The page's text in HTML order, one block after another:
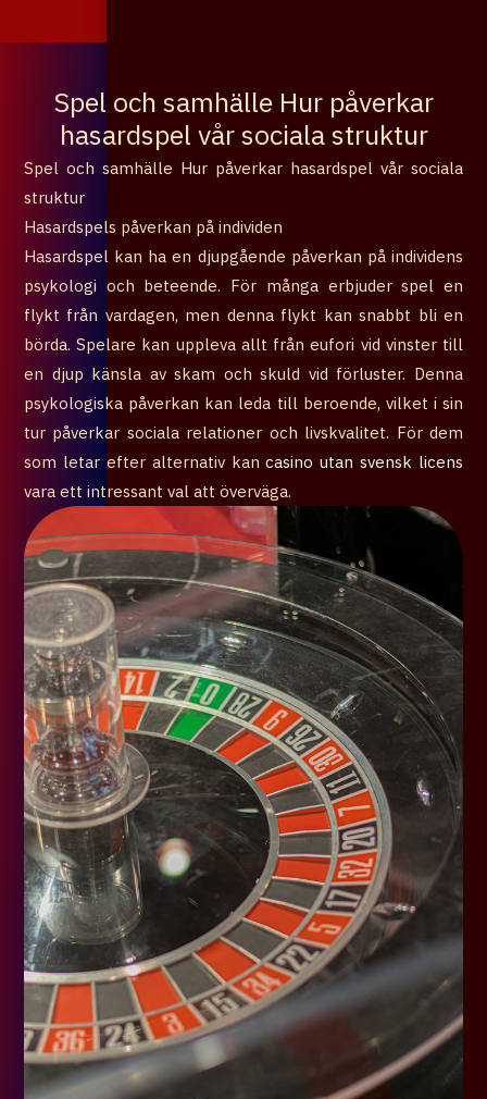
Spel och samhälle Hur påverkar
hasardspel vår sociala struktur
Spel och samhälle Hur påverkar hasardspel vår sociala
struktur
Hasardspels påverkan på individen
Hasardspel kan ha en djupgående påverkan på individens
psykologi och beteende. För många erbjuder spel en
flykt från vardagen, men denna flykt kan snabbt bli en
börda. Spelare kan uppleva allt från eufori vid vinster till
en djup känsla av skam och skuld vid förluster. Denna
psykologiska påverkan kan leda till beroende, vilket i sin
tur påverkar sociala relationer och livskvalitet. För dem
som letar efter alternativ kancasino utan svensk licens
vara ett intressant val att överväga.